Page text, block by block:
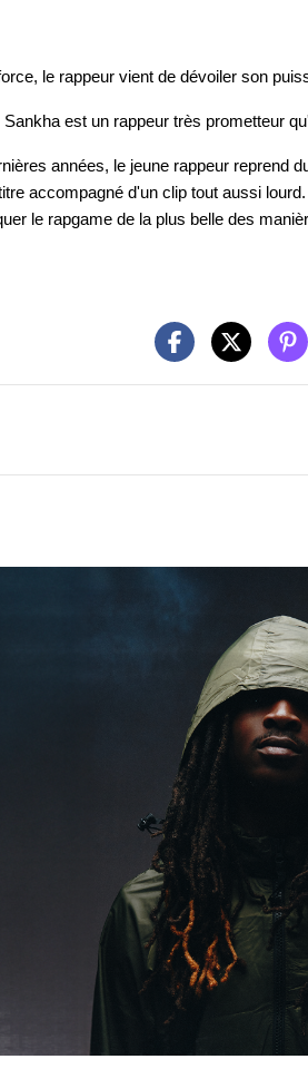
le rappeur vient de dévoiler son
est un rappeur très prometteur
années, le jeune rappeur reprend
accompagné d'un clip tout aussi
le rapgame de la plus belle des